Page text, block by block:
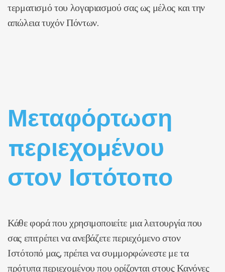
τερματισμό του λογαριασμού σας ως μέλος και την
απώλεια τυχόν Πόντων.
Μεταφόρτωση
περιεχομένου
στον Ιστότοπο
Κάθε φορά που χρησιμοποιείτε μια λειτουργία που
σας επιτρέπει να ανεβάζετε περιεχόμενο στον
Ιστότοπό μας, πρέπει να συμμορφώνεστε με τα
πρότυπα περιεχομένου που ορίζονται στους Κανόνες